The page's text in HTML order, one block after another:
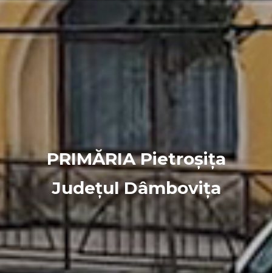
PRIMĂRIA Pietroșița
Județul Dâmbovița